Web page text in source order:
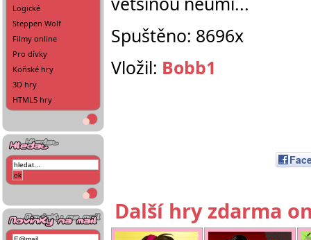
Logické
Steppen Wolf
Filmy online
Pro dívky
Koňské hry
3D hry
HTML5 hry
Spuštěno: 8696x
Vložil: Bobb1
Další hry zdarma